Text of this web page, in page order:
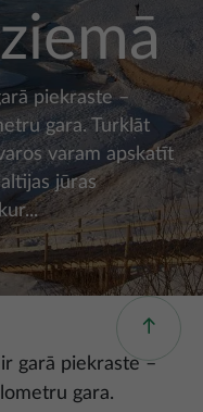
piekraste –
gara. Turklāt
varam apskatīt
jūras
garā piekraste –
gara.